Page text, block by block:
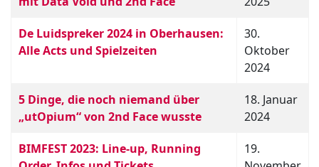
De Luidspreker 2024 in Oberhausen:
Alle Acts und Spielzeiten
30.
Oktober
2024
5 Dinge, die noch niemand über
„utOpium“ von 2nd Face wusste
18. Januar
2024
BIMFEST 2023: Line-up, Running
19.